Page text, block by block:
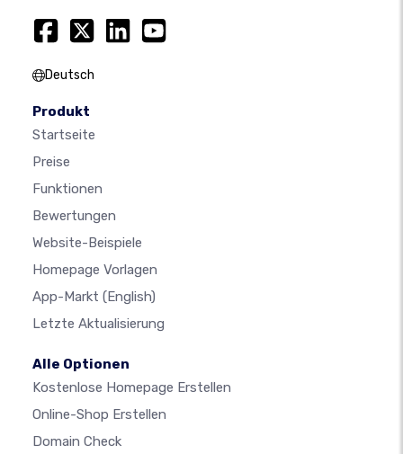
Deutsch
Produkt
Startseite
Preise
Funktionen
Bewertungen
Website-Beispiele
Homepage Vorlagen
App-Markt (English)
Letzte Aktualisierung
Alle Optionen
Kostenlose Homepage Erstellen
Online-Shop Erstellen
Domain Check